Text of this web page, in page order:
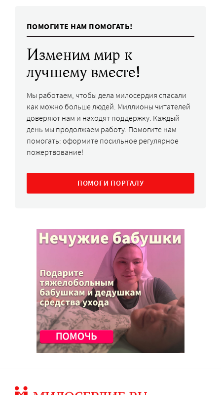
ПОМОГИТЕ НАМ ПОМОГАТЬ!
Изменим мир к
лучшему вместе!
Мы работаем, чтобы дела милосердия спасали
как можно больше людей. Миллионы читателей
доверяют нам и находят поддержку. Каждый
день мы продолжаем работу. Помогите нам
помогать: оформите посильное регулярное
пожертвование!
ПОМОГИ ПОРТАЛУ